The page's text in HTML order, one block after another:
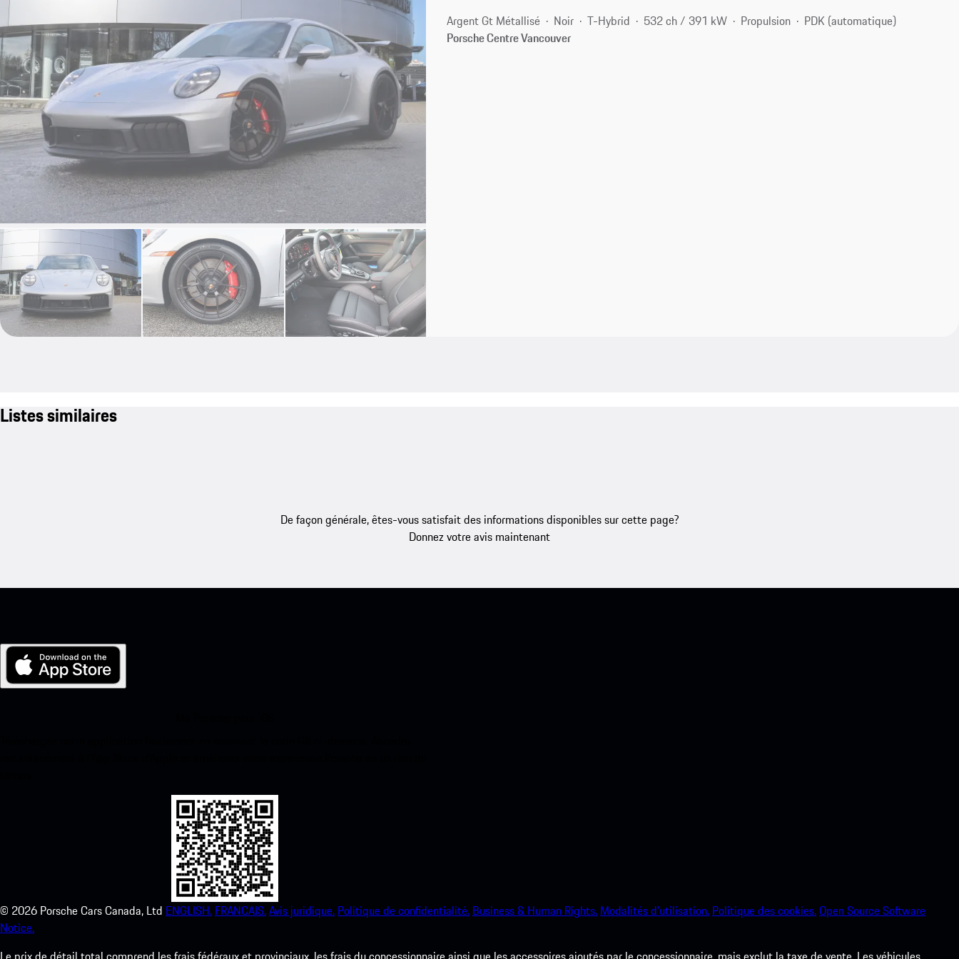
Argent Gt Métallisé Noir T-Hybrid 532 ch / 391 kW Propulsion
PDK (automatique)
Porsche Centre Vancouver
Listes similaires
De façon générale, êtes-vous satisfait des informations disponibles sur cette page?
Donnez votre avis maintenant
© 2026 Porsche Cars Canada, Ltd ENGLISH. FRANCAIS.Avis juridique. Politique de confidentialité. Business & Human Rights. Modalités d’utilisation. Politique des cookies.Open Source Software
Notice.